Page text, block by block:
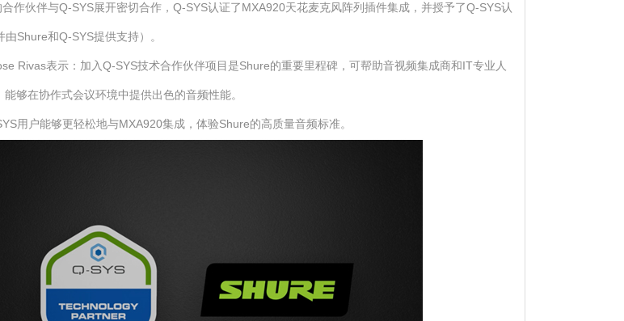
作伙伴与Q-SYS展开密切合作，Q-SYS认证了MXA920天花麦克风阵列插件集成，并授予了Q-SYS认
Shure和Q-SYS提供支持）。
Rivas表示：加入Q-SYS技术合作伙伴项目是Shure的重要里程碑，可帮助音视频集成商和IT专业人
够在协作式会议环境中提供出色的音频性能。
用户能够更轻松地与MXA920集成，体验Shure的高质量音频标准。